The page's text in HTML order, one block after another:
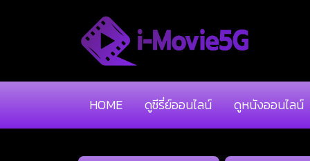
HOME ดูซีรี่ย์ออนไลน์ ดูหนังออนไลน์